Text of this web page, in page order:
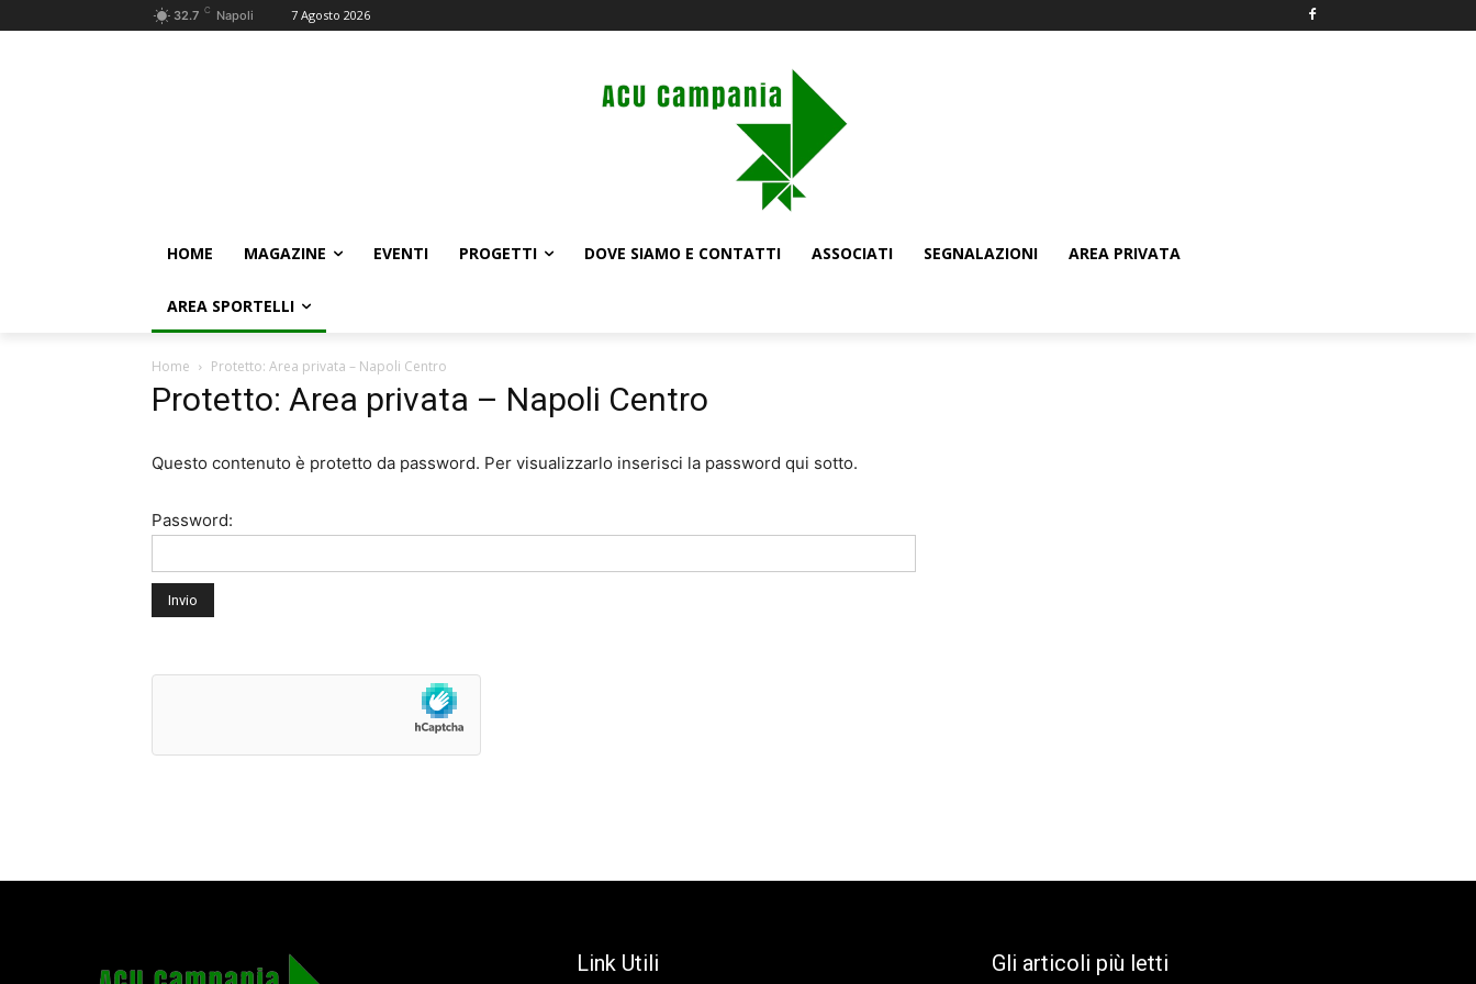
32.7 C Napoli 7 Agosto 2026
HOME MAGAZINE EVENTI PROGETTI DOVE SIAMO E CONTATTI ASSOCIATI SEGNALAZIONI AREA PRIVATA
AREA SPORTELLI
Home Protetto: Area privata – Napoli Centro
Protetto: Area privata – Napoli Centro
Questo contenuto è protetto da password. Per visualizzarlo inserisci la password qui sotto.
Password:
Link Utili Gli articoli più letti